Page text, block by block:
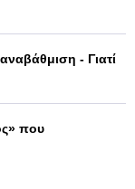
- Γιατί
που